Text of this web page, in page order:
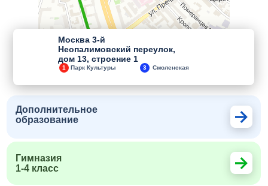
Гимназия
1-4 класс
Дополнительное
образование
Москва 3-й
Неопалимовский переулок,
дом 13, строение 1
Парк Культуры Смоленская
3
1